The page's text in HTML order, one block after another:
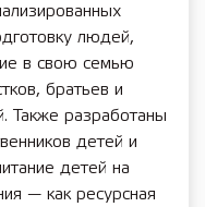
людей,
в свою семью
братьев и
Также разработаны
детей и
детей на
— как ресурсная